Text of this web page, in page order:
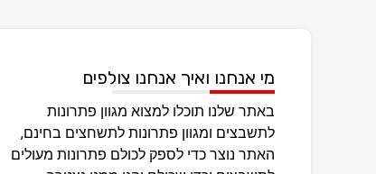
מי אנחנו ואיך אנחנו צולפים
באתר שלנו תוכלו למצוא מגוון פתרונות
לתשבצים ומגוון פתרונות לתשחצים בחינם,
האתר נוצר כדי לספק לכולם פתרונות מעולים